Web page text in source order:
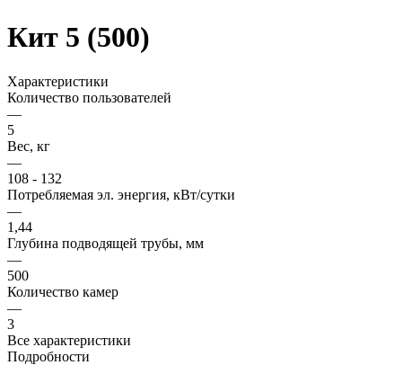
Кит 5 (500)
Характеристики
Количество пользователей
—
5
Вес, кг
—
108 - 132
Потребляемая эл. энергия, кВт/сутки
—
1,44
Глубина подводящей трубы, мм
—
500
Количество камер
—
3
Все характеристики
Подробности